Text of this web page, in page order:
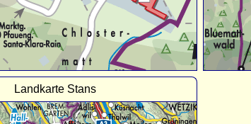
Landkarte Stans